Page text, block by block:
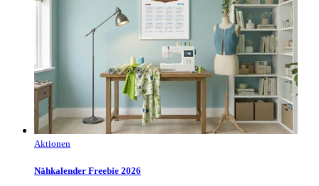
Aktionen
Nähkalender Freebie 2026